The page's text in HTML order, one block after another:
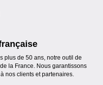
plus de 50 ans, notre outil de
la France. Nous garantissons
nos clients et partenaires.